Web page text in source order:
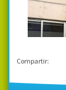
Compartir: